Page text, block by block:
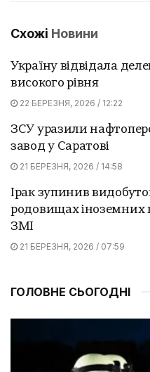
Схожі Новини
Україну відвідала
високого рівня
22 БЕРЕЗНЯ, 2026 / 12:22
ЗСУ уразили
завод у Саратові
21 БЕРЕЗНЯ, 2026 / 14:58
Ірак зупинив
родовищах іноземних
ЗМІ
21 БЕРЕЗНЯ, 2026 / 07:59
ГОЛОВНЕ СЬОГОДНІ